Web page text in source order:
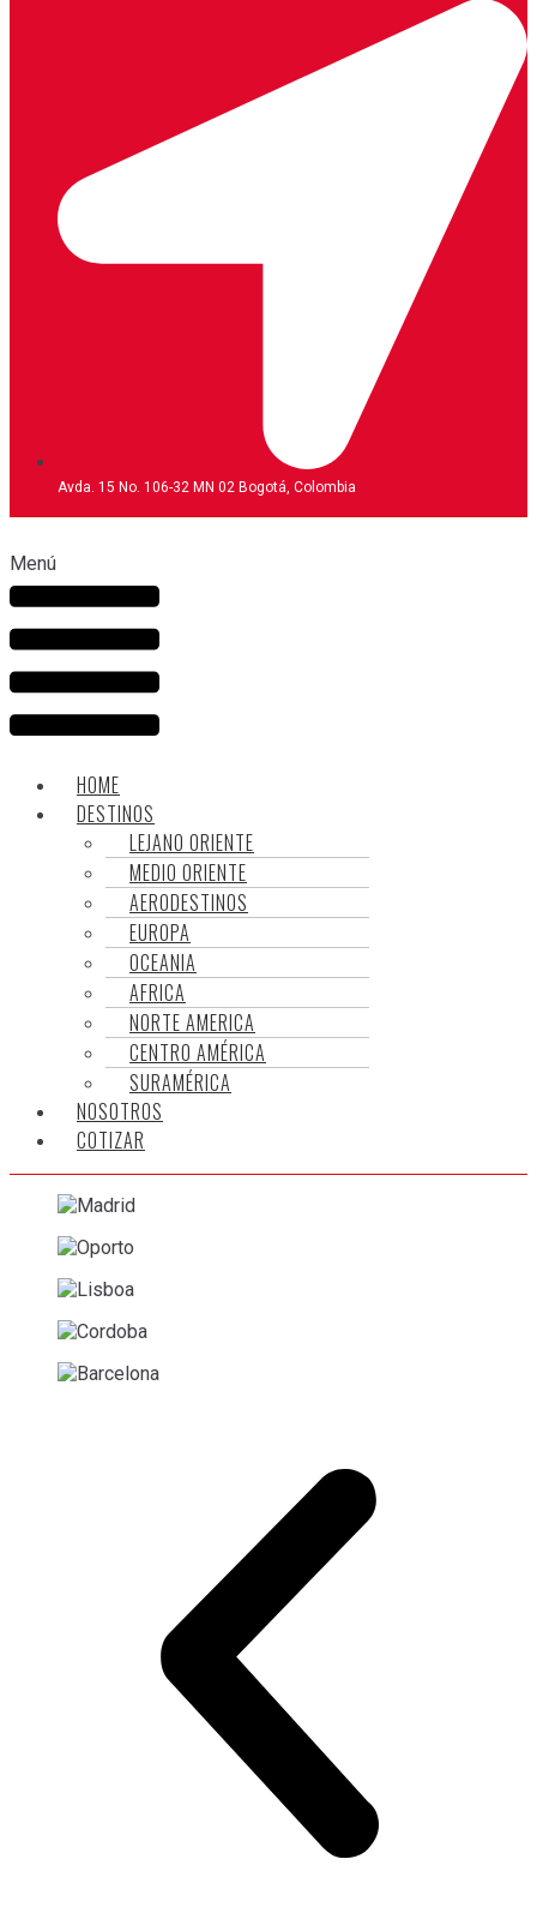
Avda. 15 No. 106-32 MN 02 Bogotá, Colombia
Menú
HOME
DESTINOS
LEJANO ORIENTE
MEDIO ORIENTE
AERODESTINOS
EUROPA
OCEANIA
AFRICA
NORTE AMERICA
CENTRO AMÉRICA
SURAMÉRICA
NOSOTROS
COTIZAR